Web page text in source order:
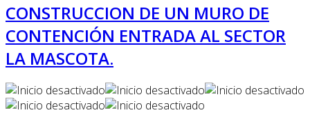
CONSTRUCCION DE UN MURO DE
CONTENCIÓN ENTRADA AL SECTOR
LA MASCOTA.